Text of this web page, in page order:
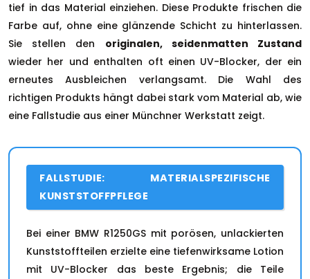
tief in das Material einziehen. Diese Produkte frischen die
Farbe auf, ohne eine glänzende Schicht zu hinterlassen.
Sie stellen den originalen, seidenmatten Zustand
wieder her und enthalten oft einen UV-Blocker, der ein
erneutes Ausbleichen verlangsamt. Die Wahl des
richtigen Produkts hängt dabei stark vom Material ab, wie
eine Fallstudie aus einer Münchner Werkstatt zeigt.
FALLSTUDIE: MATERIALSPEZIFISCHE
KUNSTSTOFFPFLEGE
Bei einer BMW R1250GS mit porösen, unlackierten
Kunststoffteilen erzielte eine tiefenwirksame Lotion
mit UV-Blocker das beste Ergebnis; die Teile